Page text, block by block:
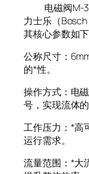
电磁阀M-
力士乐（
其核心参数如下
公称尺寸：
的*性。
操作方式：电
号，实现流体的
工作压力：*高
运行需求。
流量范围：*大